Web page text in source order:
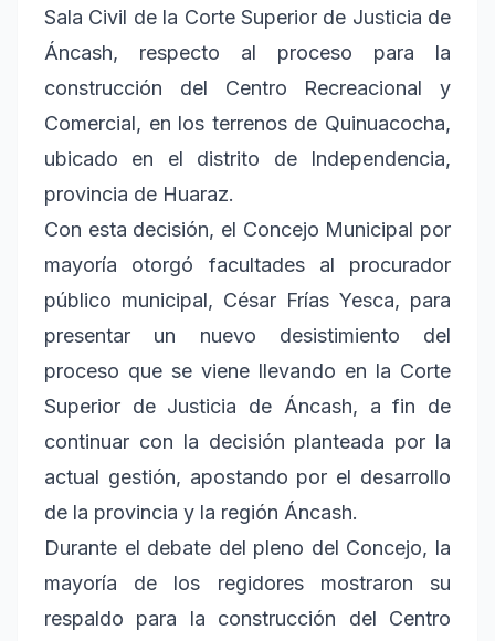
Sala Civil de la Corte Superior de Justicia de
Áncash, respecto al proceso para la
construcción del Centro Recreacional y
Comercial, en los terrenos de Quinuacocha,
ubicado en el distrito de Independencia,
provincia de Huaraz.
Con esta decisión, el Concejo Municipal por
mayoría otorgó facultades al procurador
público municipal, César Frías Yesca, para
presentar un nuevo desistimiento del
proceso que se viene llevando en la Corte
Superior de Justicia de Áncash, a fin de
continuar con la decisión planteada por la
actual gestión, apostando por el desarrollo
de la provincia y la región Áncash.
Durante el debate del pleno del Concejo, la
mayoría de los regidores mostraron su
respaldo para la construcción del Centro